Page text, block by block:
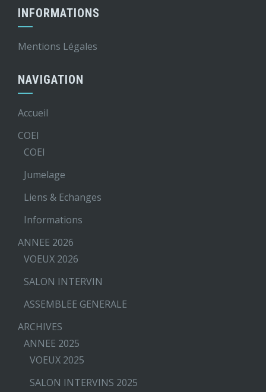
INFORMATIONS
Mentions Légales
NAVIGATION
Accueil
COEI
COEI
Jumelage
Liens & Echanges
Informations
ANNEE 2026
VOEUX 2026
SALON INTERVIN
ASSEMBLEE GENERALE
ARCHIVES
ANNEE 2025
VOEUX 2025
SALON INTERVINS 2025